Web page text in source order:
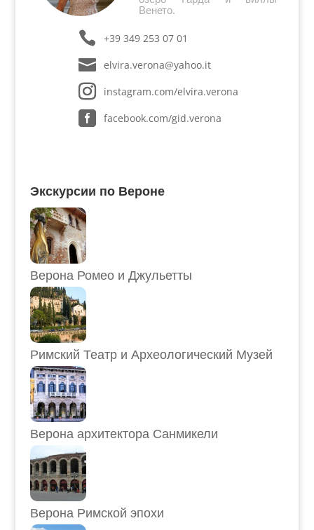
Венето.
+39 349 253 07 01
elvira.verona@yahoo.it
instagram.com/elvira.verona
facebook.com/gid.verona
Экскурсии по Вероне
Верона Ромео и Джульетты
Римский Театр и Археологический Музей
Верона архитектора Санмикели
Верона Римской эпохи